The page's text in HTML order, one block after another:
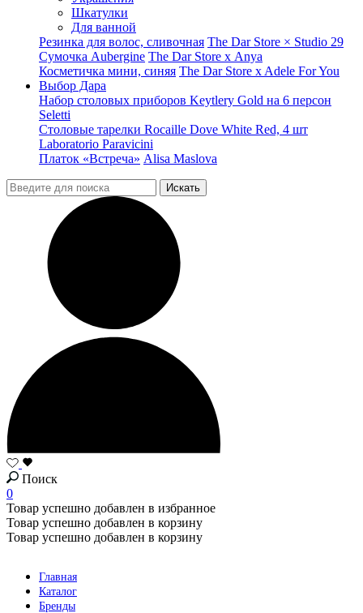
Шкатулки
Для ванной
Резинка для волос, сливочная The Dar Store × Studio 29
Сумочка Aubergine The Dar Store x Anya
Косметичка мини, синяя The Dar Store x Adele For You
Выбор Дара
Набор столовых приборов Keytlery Gold на 6 персон
Seletti
Столовые тарелки Rocaille Dove White Red, 4 шт
Laboratorio Paravicini
Платок «Встреча» Alisa Maslova
Поиск
0
Товар успешно добавлен в избранное
Товар успешно добавлен в корзину
Товар успешно добавлен в корзину
Главная
Каталог
Бренды